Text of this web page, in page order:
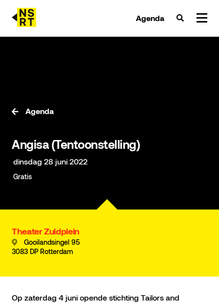
Agenda
team
partners
Angisa (Tentoonstelling)
dinsdag 28 juni 2022
Gratis
Agenda
Theater Zuidplein
Gooilandsingel 95
3083 DP Rotterdam
Op zaterdag 4 juni opende stichting Tailors and